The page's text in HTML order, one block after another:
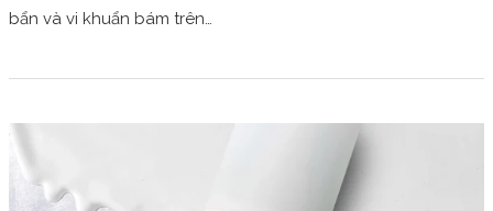
bẩn và vi khuẩn bám trên…